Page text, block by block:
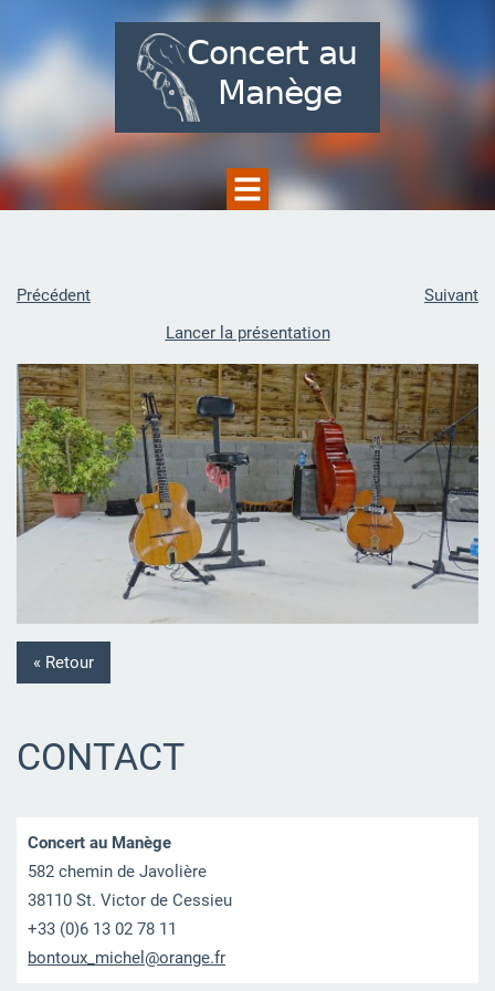
Précédent
Suivant
Lancer la présentation
« Retour
CONTACT
Concert au Manège
582 chemin de Javolière
38110 St. Victor de Cessieu
+33 (0)6 13 02 78 11
bontoux_ michel@orange.fr